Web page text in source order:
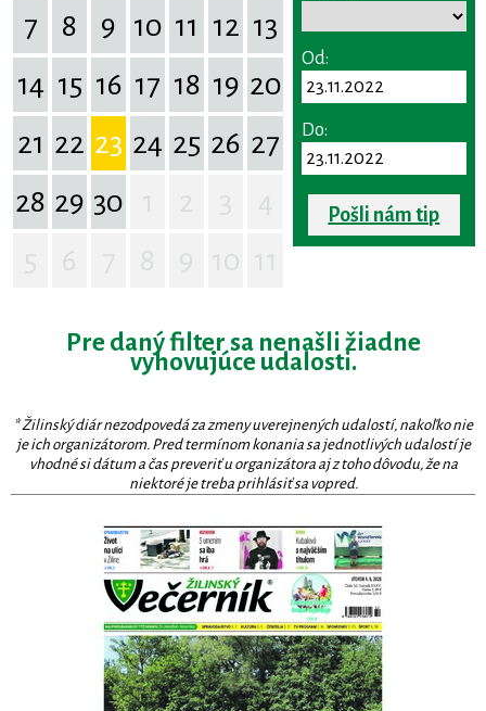
7
8 9 10 11 12 13
14 15 16 17 18 19 20
21 22 23 24 25 26 27
28 29 30
Od:
Do:
Pošli nám tip
Pre daný filter sa nenašli žiadne
vyhovujúce udalosti.
* Žilinský diár nezodpovedá za zmeny uverejnených udalostí, nakoľko nie
je ich organizátorom. Pred termínom konania sa jednotlivých udalostí je
vhodné si dátum a čas preveriť u organizátora aj z toho dôvodu, že na
niektoré je treba prihlásiť sa vopred.